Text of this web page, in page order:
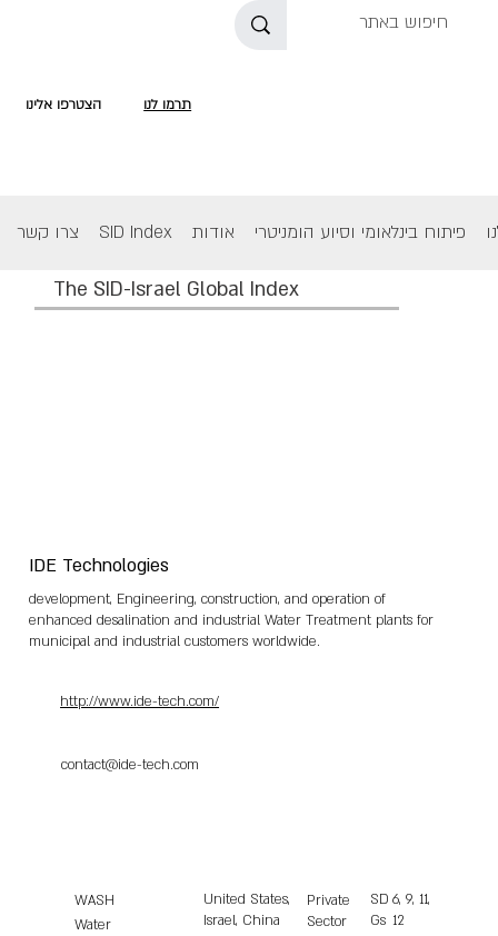
פיתוח בינלאומי וסיוע הומניטרי אודות SID Index צרו קשר
הצטרפו אלינו תרמו לנו
The SID-Israel Global Index
IDE Technologies
development, Engineering, construction, and operation of
enhanced desalination and industrial Water Treatment plants for
municipal and industrial customers worldwide.
http://www.ide-tech.com/
contact@ide-tech.com
WASH
Water
United States,
Israel, China
Private
Sector
SD
Gs
6, 9, 11,
12